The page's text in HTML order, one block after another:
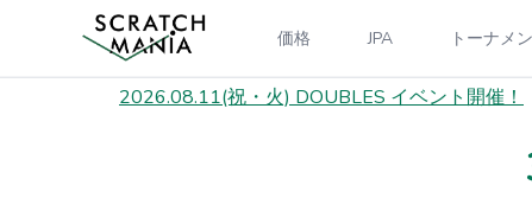
価格 JPA トーナメ
2026.08.11(祝・火) DOUBLES イベント開催！